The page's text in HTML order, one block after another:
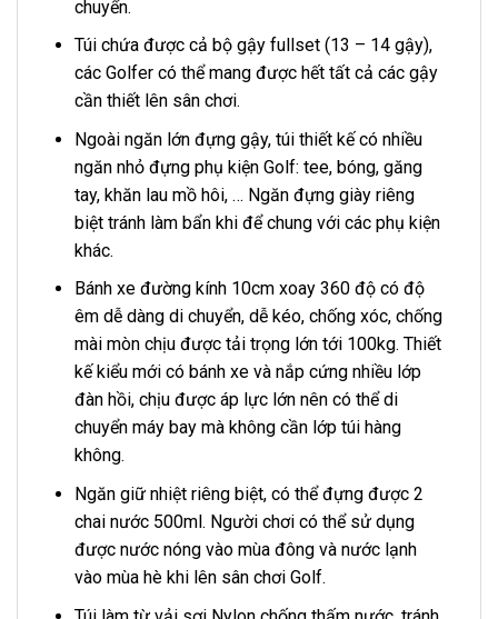
chuyển.
Túi chứa được cả bộ gậy fullset (13 – 14 gậy),
các Golfer có thể mang được hết tất cả các gậy
cần thiết lên sân chơi.
Ngoài ngăn lớn đựng gậy, túi thiết kế có nhiều
ngăn nhỏ đựng phụ kiện Golf: tee, bóng, găng
tay, khăn lau mồ hôi, … Ngăn đựng giày riêng
biệt tránh làm bẩn khi để chung với các phụ kiện
khác.
Bánh xe đường kính 10cm xoay 360 độ có độ
êm dễ dàng di chuyển, dễ kéo, chống xóc, chống
mài mòn chịu được tải trọng lớn tới 100kg. Thiết
kế kiểu mới có bánh xe và nắp cứng nhiều lớp
đàn hồi, chịu được áp lực lớn nên có thể di
chuyển máy bay mà không cần lớp túi hàng
không.
Ngăn giữ nhiệt riêng biệt, có thể đựng được 2
chai nước 500ml. Người chơi có thể sử dụng
được nước nóng vào mùa đông và nước lạnh
vào mùa hè khi lên sân chơi Golf.